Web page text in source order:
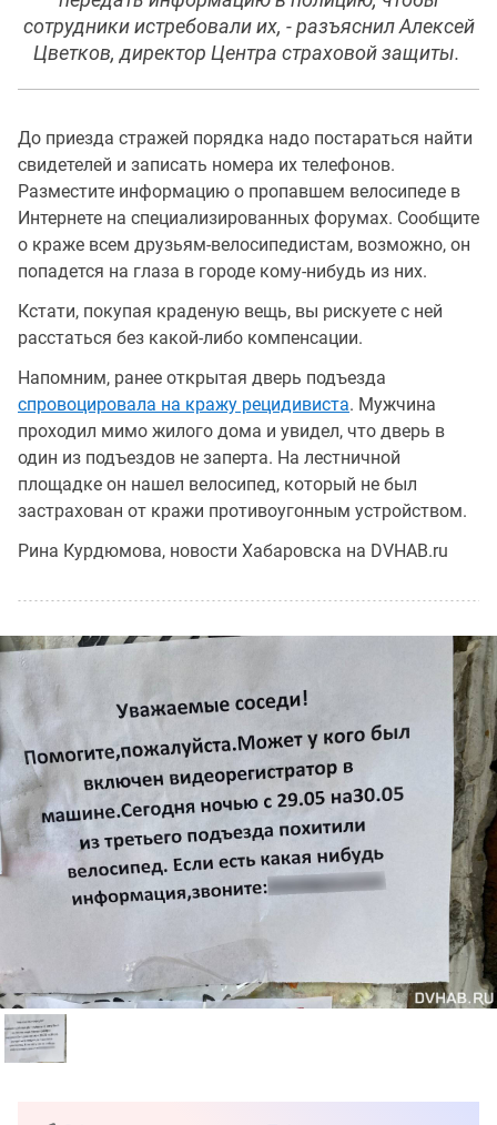
сотрудники истребовали их, - разъяснил Алексей
Цветков, директор Центра страховой защиты.
До приезда стражей порядка надо постараться найти
свидетелей и записать номера их телефонов.
Разместите информацию о пропавшем велосипеде в
Интернете на специализированных форумах. Сообщите
о краже всем друзьям-велосипедистам, возможно, он
попадется на глаза в городе кому-нибудь из них.
Кстати, покупая краденую вещь, вы рискуете с ней
расстаться без какой-либо компенсации.
Напомним, ранее открытая дверь подъезда
спровоцировала на кражу рецидивиста. Мужчина
проходил мимо жилого дома и увидел, что дверь в
один из подъездов не заперта. На лестничной
площадке он нашел велосипед, который не был
застрахован от кражи противоугонным устройством.
Рина Курдюмова, новости Хабаровска на DVHAB.ru